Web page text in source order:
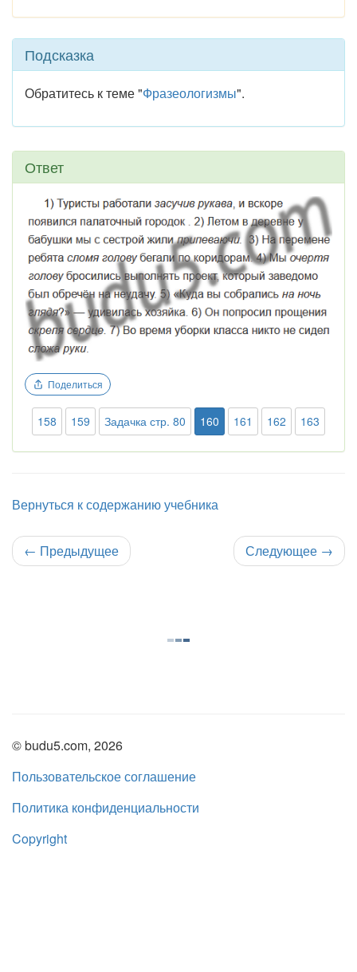
Подсказка
Обратитесь к теме "Фразеологизмы".
Ответ
Поделиться
158 159 Задачка стр. 80 160 161 162 163
Вернуться к содержанию учебника
← Предыдущее Следующее →
© budu5.com, 2026
Пользовательское соглашение
Политика конфиденциальности
Copyright